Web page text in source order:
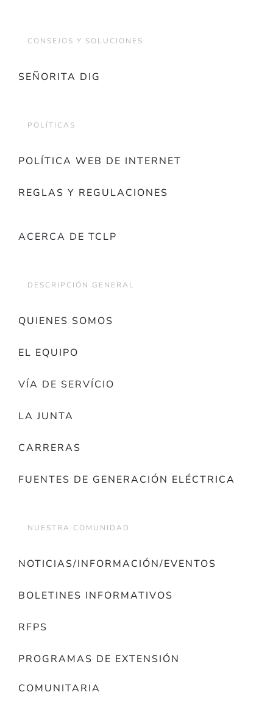
CONSEJOS Y SOLUCIONES
SEÑORITA DIG
POLÍTICAS
POLÍTICA WEB DE INTERNET
REGLAS Y REGULACIONES
ACERCA DE TCLP
DESCRIPCIÓN GENERAL
QUIENES SOMOS
EL EQUIPO
VÍA DE SERVÍCIO
LA JUNTA
CARRERAS
FUENTES DE GENERACIÓN ELÉCTRICA
NUESTRA COMUNIDAD
NOTICIAS/INFORMACIÓN/EVENTOS
BOLETINES INFORMATIVOS
RFPS
PROGRAMAS DE EXTENSIÓN
COMUNITARIA